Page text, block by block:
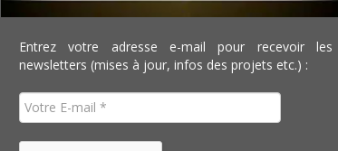
Entrez votre adresse e-mail pour recevoir les
newsletters (mises à jour, infos des projets etc.) :